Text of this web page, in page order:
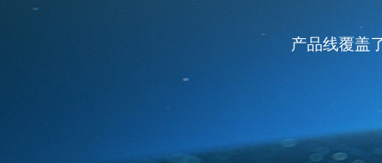
产品线覆盖